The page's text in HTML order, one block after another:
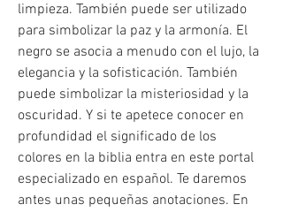
limpieza. También puede ser utilizado
para simbolizar la paz y la armonía. El
negro se asocia a menudo con el lujo, la
elegancia y la sofisticación. También
puede simbolizar la misteriosidad y la
oscuridad. Y si te apetece conocer en
profundidad el significado de los
colores en la biblia entra en este portal
especializado en español. Te daremos
antes unas pequeñas anotaciones. En